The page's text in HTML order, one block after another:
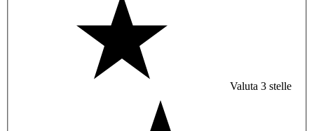
Valuta 3 stelle